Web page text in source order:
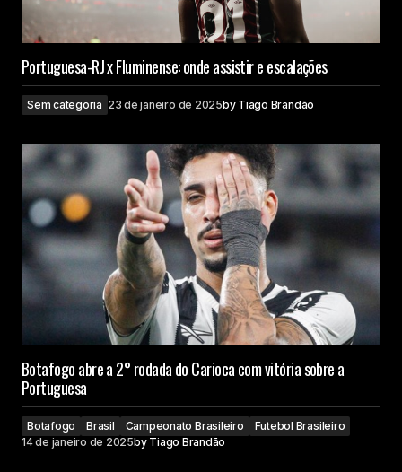
Portuguesa-RJ x Fluminense: onde assistir e escalações
Sem categoria 23 de janeiro de 2025by Tiago Brandão
Botafogo abre a 2° rodada do Carioca com vitória sobre a
Portuguesa
Botafogo Brasil Campeonato Brasileiro
Futebol Brasileiro
14 de janeiro de 2025by Tiago Brandão